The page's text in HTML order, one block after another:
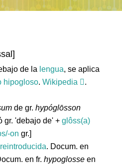
de la lengua, se aplica
hipogloso.Wikipedia .
de gr. hypóglōsson
gr. 'debajo de' +glôss(a)
on gr.]
. Docum. en
en fr.hypoglosse en